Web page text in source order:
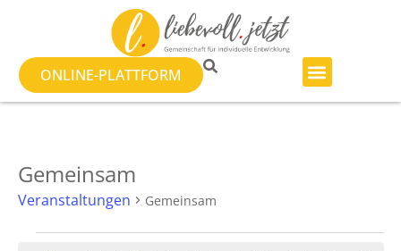
ONLINE-PLATTFORM
Gemeinsam
Veranstaltungen Gemeinsam